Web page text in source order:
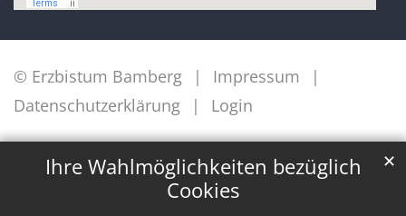
Ihre Wahlmöglichkeiten bezüglich
Cookies
✕
© Erzbistum Bamberg
Impressum
Datenschutzerklärung
Login